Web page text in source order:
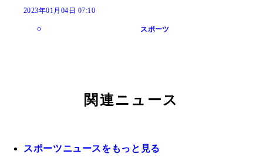
2023年01月04日 07:10
スポーツ
関連ニュース
スポーツニュースをもっと見る